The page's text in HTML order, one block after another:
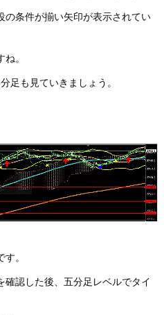
条件が揃い矢印が表示されてい
。
足も見ていきましょう。
。
認した後、五分足レベルでタイ